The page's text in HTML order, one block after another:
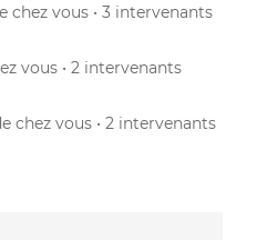
chez vous • 3 intervenants
vous • 2 intervenants
chez vous • 2 intervenants